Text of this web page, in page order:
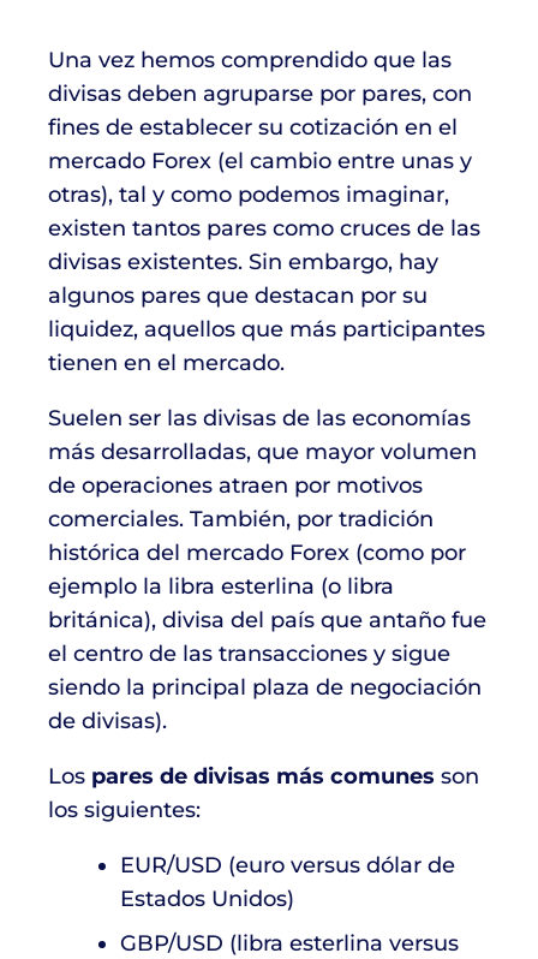
Una vez hemos comprendido que las
divisas deben agruparse por pares, con
fines de establecer su cotización en el
mercado Forex (el cambio entre unas y
otras), tal y como podemos imaginar,
existen tantos pares como cruces de las
divisas existentes. Sin embargo, hay
algunos pares que destacan por su
liquidez, aquellos que más participantes
tienen en el mercado.
Suelen ser las divisas de las economías
más desarrolladas, que mayor volumen
de operaciones atraen por motivos
comerciales. También, por tradición
histórica del mercado Forex (como por
ejemplo la libra esterlina (o libra
británica), divisa del país que antaño fue
el centro de las transacciones y sigue
siendo la principal plaza de negociación
de divisas).
Los pares de divisas más comunes son
los siguientes:
EUR/USD (euro versus dólar de
Estados Unidos)
GBP/USD (libra esterlina versus